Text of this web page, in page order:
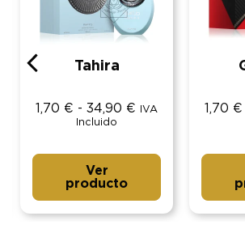
Tahira
1,70 € - 34,90 €
IVA
Incluido
Ver
producto
1,70 €